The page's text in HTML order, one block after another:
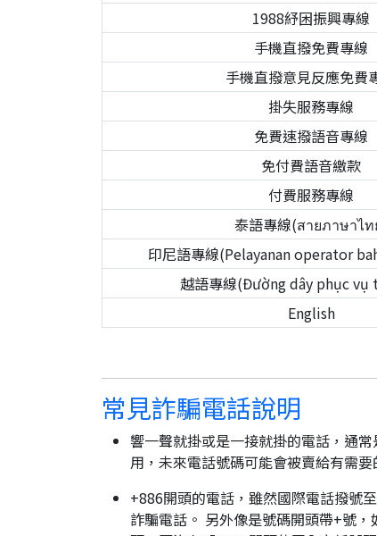
1988紓困振興專線
手機直撥免費專線
手機直撥意見反應免費
掛失服務專線
免費速撥語音專線
免付費語音繳款
付費服務專線
泰語專線(สายภาษาไ
印尼語專線(Pelayanan operator
越語專線(Đường dây phục
English
常見詐騙電話說明
響一聲就掛或是一接就掛的電話，通
用，未來電話號碼可能會被賣給有需
+886開頭的電話，雖然國際電話撥號
詐騙電話。 另外像是號碼開頭帶+號